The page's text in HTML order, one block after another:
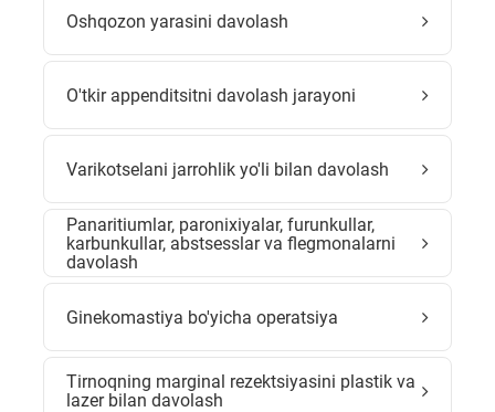
Oshqozon yarasini davolash
O'tkir appenditsitni davolash jarayoni
Varikotselani jarrohlik yo'li bilan davolash
Panaritiumlar, paronixiyalar, furunkullar,
karbunkullar, abstsesslar va flegmonalarni
davolash
Ginekomastiya bo'yicha operatsiya
Tirnoqning marginal rezektsiyasini plastik va
lazer bilan davolash